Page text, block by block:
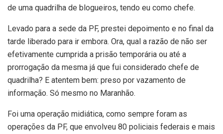
de uma quadrilha de blogueiros, tendo eu como chefe.
Levado para a sede da PF, prestei depoimento e no final da
tarde liberado para ir embora. Ora, qual a razão de não ser
efetivamente cumprida a prisão temporária ou até a
prorrogação da mesma já que fui considerado chefe de
quadrilha? E atentem bem: preso por vazamento de
informação. Só mesmo no Maranhão.
Foi uma operação midiática, como sempre foram as
operações da PF, que envolveu 80 policiais federais e mais